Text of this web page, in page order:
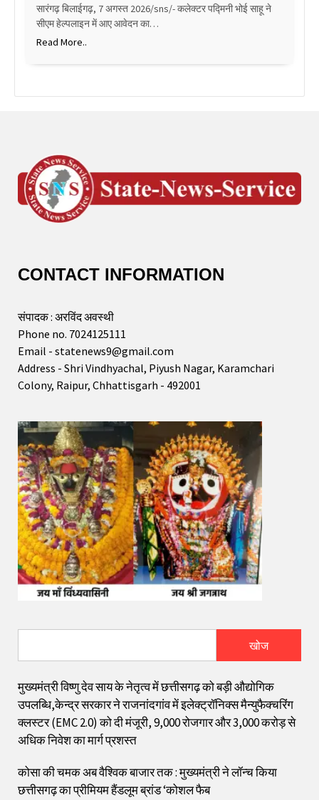
सारंगढ़ बिलाईगढ़, 7 अगस्त 2026/sns/- कलेक्टर पद्मिनी भोई साहू ने
सीएम हेल्पलाइन में आए आवेदन का…
Read More..
CONTACT INFORMATION
संपादक : अरविंद अवस्थी
Phone no. 7024125111
Email - statenews9@gmail.com
Address - Shri Vindhyachal, Piyush Nagar, Karamchari
Colony, Raipur, Chhattisgarh - 492001
खोज
मुख्यमंत्री विष्णु देव साय के नेतृत्व में छत्तीसगढ़ को बड़ी औद्योगिक
उपलब्धि,केन्द्र सरकार ने राजनांदगांव में इलेक्ट्रॉनिक्स मैन्युफैक्चरिंग
क्लस्टर (EMC 2.0) को दी मंजूरी, 9,000 रोजगार और ₹3,000 करोड़ से
अधिक निवेश का मार्ग प्रशस्त
कोसा की चमक अब वैश्विक बाजार तक : मुख्यमंत्री ने लॉन्च किया
छत्तीसगढ़ का प्रीमियम हैंडलूम ब्रांड ‘कोशल फैब